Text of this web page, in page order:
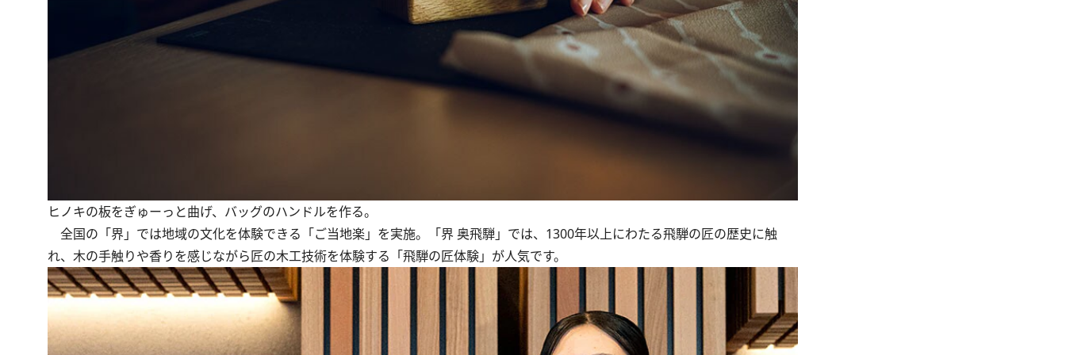
ヒノキの板をぎゅーっと曲げ、バッグのハンドルを作る。
全国の「界」では地域の文化を体験できる「ご当地楽」を実施。「界 奥飛騨」では、1300年以上にわたる飛騨の匠の歴史に触
れ、木の手触りや香りを感じながら匠の木工技術を体験する「飛騨の匠体験」が人気です。